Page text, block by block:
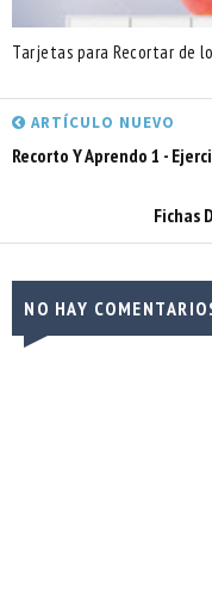
Tarjetas para Recortar de
ARTÍCULO NUEVO
Recorto Y Aprendo 1 -
Fichas
NO HAY